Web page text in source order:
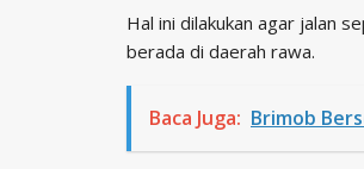
Hal ini dilakukan agar jalan
berada di daerah rawa.
Baca Juga: Brimob